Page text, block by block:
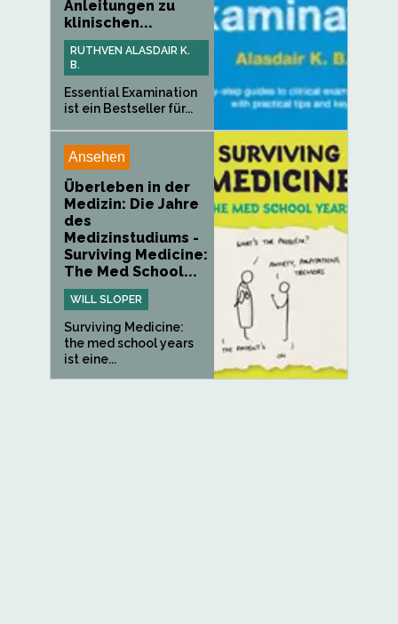
Anleitungen zu
klinischen...
RUTHVEN ALASDAIR K.
B.
Essential Examination
ist ein Bestseller für...
Ansehen
Überleben in der
Medizin: Die Jahre
des
Medizinstudiums -
Surviving Medicine:
The Med School...
WILL SLOPER
Surviving Medicine:
the med school years
ist eine...